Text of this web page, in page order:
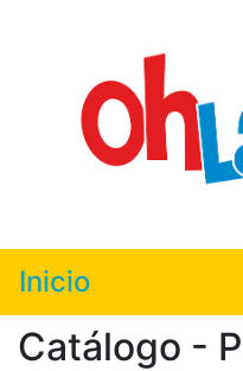
Inicio
Catálogo -